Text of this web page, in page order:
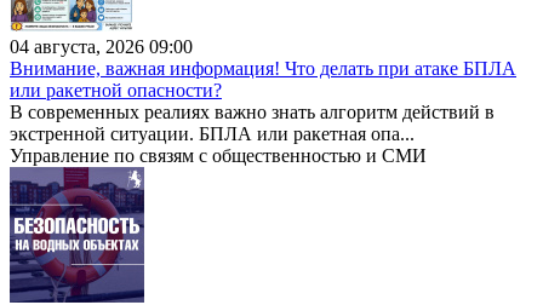
04 августа, 2026 09:00
Внимание, важная информация! Что делать при атаке БПЛА
или ракетной опасности?
В современных реалиях важно знать алгоритм действий в
экстренной ситуации. БПЛА или ракетная опа...
Управление по связям с общественностью и СМИ